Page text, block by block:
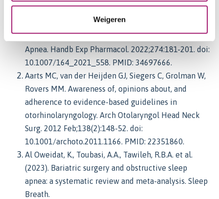
Weigeren
gewicht.
Bonsignore MR. Obesity and Obstructive Sleep
Apnea. Handb Exp Pharmacol. 2022;274:181-201. doi:
10.1007/164_2021_558. PMID: 34697666.
Aarts MC, van der Heijden GJ, Siegers C, Grolman W,
Rovers MM. Awareness of, opinions about, and
adherence to evidence-based guidelines in
otorhinolaryngology. Arch Otolaryngol Head Neck
Surg. 2012 Feb;138(2):148-52. doi:
10.1001/archoto.2011.1166. PMID: 22351860.
Al Oweidat, K., Toubasi, A.A., Tawileh, R.B.A. et al.
(2023). Bariatric surgery and obstructive sleep
apnea: a systematic review and meta-analysis. Sleep
Breath.